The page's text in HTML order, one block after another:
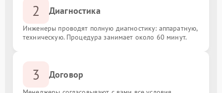
2 Диагностика
Инженеры проводят полную диагностику: аппаратную,
техническую. Процедура занимает около 60 минут.
3 Договор